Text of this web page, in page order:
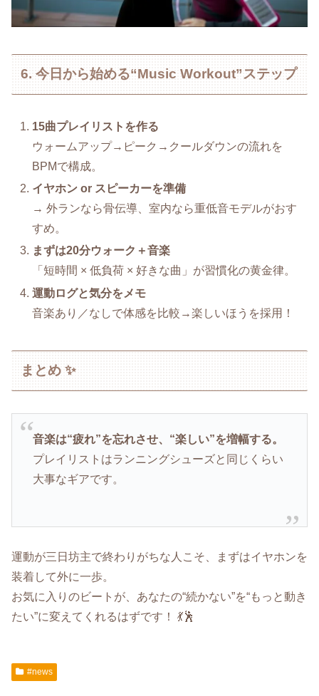
6. 今日から始める“Music Workout”ステップ
15曲プレイリストを作る
ウォームアップ→ピーク→クールダウンの流れを
BPMで構成。
イヤホン or スピーカーを準備
→ 外ランなら骨伝導、室内なら重低音モデルがおす
すめ。
まずは20分ウォーク＋音楽
「短時間 × 低負荷 × 好きな曲」が習慣化の黄金律。
運動ログと気分をメモ
音楽あり／なしで体感を比較→楽しいほうを採用！
まとめ ✨
音楽は“疲れ”を忘れさせ、“楽しい”を増幅する。
プレイリストはランニングシューズと同じくらい
大事なギアです。
運動が三日坊主で終わりがちな人こそ、まずはイヤホンを
装着して外に一歩。
お気に入りのビートが、あなたの“続かない”を“もっと動き
たい”に変えてくれるはずです！ 💃🕺
#news